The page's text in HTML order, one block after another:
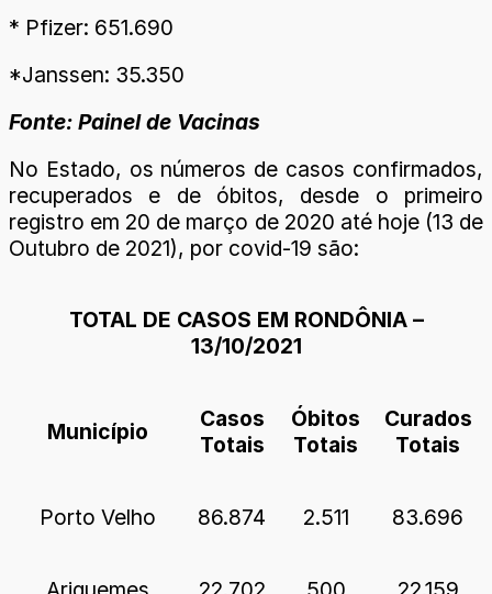
* Pfizer: 651.690
*Janssen: 35.350
Fonte: Painel de Vacinas
No Estado, os números de casos confirmados,
recuperados e de óbitos, desde o primeiro
registro em 20 de março de 2020 até hoje (13 de
Outubro de 2021), por covid-19 são:
TOTAL DE CASOS EM RONDÔNIA –
13/10/2021
Município
Casos
Totais
Óbitos
Totais
Curados
Totais
Porto Velho 86.874 2.511 83.696